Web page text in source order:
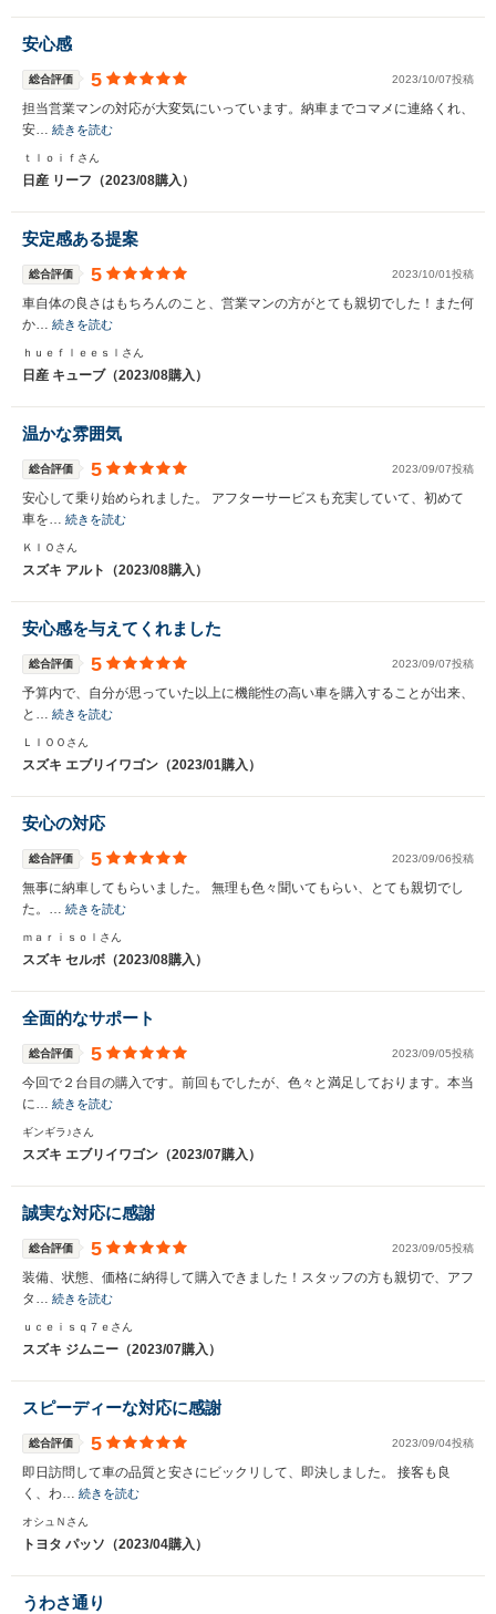
安心感
総合評価 5 2023/10/07投稿
担当営業マンの対応が大変気にいっています。納車までコマメに連絡くれ、
安… 続きを読む
ｔｌｏｉｆさん
日産 リーフ（2023/08購入）
安定感ある提案
総合評価 5 2023/10/01投稿
車自体の良さはもちろんのこと、営業マンの方がとても親切でした！また何
か… 続きを読む
ｈｕｅｆｌｅｅｓｌさん
日産 キューブ（2023/08購入）
温かな雰囲気
総合評価 5 2023/09/07投稿
安心して乗り始められました。 アフターサービスも充実していて、初めて
車を… 続きを読む
ＫＩＯさん
スズキ アルト（2023/08購入）
安心感を与えてくれました
総合評価 5 2023/09/07投稿
予算内で、自分が思っていた以上に機能性の高い車を購入することが出来、
と… 続きを読む
ＬＩＯＯさん
スズキ エブリイワゴン（2023/01購入）
安心の対応
総合評価 5 2023/09/06投稿
無事に納車してもらいました。 無理も色々聞いてもらい、とても親切でし
た。… 続きを読む
ｍａｒｉｓｏｌさん
スズキ セルボ（2023/08購入）
全面的なサポート
総合評価 5 2023/09/05投稿
今回で２台目の購入です。前回もでしたが、色々と満足しております。本当
に… 続きを読む
ギンギラ♪さん
スズキ エブリイワゴン（2023/07購入）
誠実な対応に感謝
総合評価 5 2023/09/05投稿
装備、状態、価格に納得して購入できました！スタッフの方も親切で、アフ
タ… 続きを読む
ｕｃｅｉｓｑ７ｅさん
スズキ ジムニー（2023/07購入）
スピーディーな対応に感謝
総合評価 5 2023/09/04投稿
即日訪問して車の品質と安さにビックリして、即決しました。 接客も良
く、わ… 続きを読む
オシュＮさん
トヨタ パッソ（2023/04購入）
うわさ通り
入力途中の情報を保存しますか？
※保存された情報は